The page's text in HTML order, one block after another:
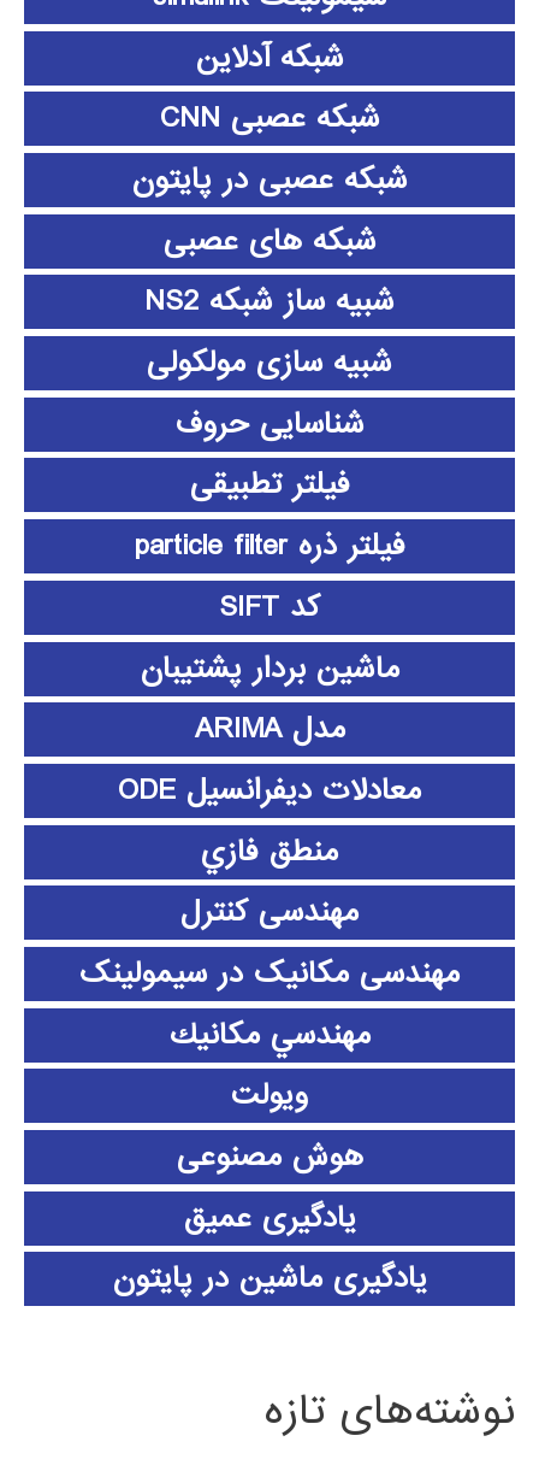
شبکه آدلاین
شبکه عصبی CNN
شبکه عصبی در پایتون
شبکه های عصبی
شبیه ساز شبکه NS2
شبیه سازی مولکولی
شناسایی حروف
فیلتر تطبیقی
فیلتر ذره particle filter
کد SIFT
ماشین بردار پشتیبان
مدل ARIMA
معادلات دیفرانسیل ODE
منطق فازي
مهندسی کنترل
مهندسی مکانیک در سیمولینک
مهندسي مكانيك
ویولت
هوش مصنوعی
یادگیری عمیق
یادگیری ماشین در پایتون
نوشته‌های تازه